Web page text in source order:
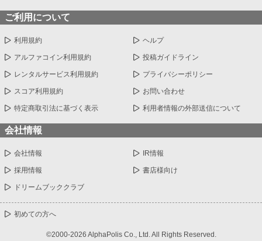
ご利用について
利用規約 ヘルプ
アルファコイン利用規約 投稿ガイドライン
レンタルサービス利用規約 プライバシーポリシー
スコア利用規約 お問い合わせ
特定商取引法に基づく表示 利用者情報の外部送信について
会社情報
会社情報 IR情報
採用情報 書店様向け
ドリームブッククラブ
初めての方へ
©2000-2026 AlphaPolis Co., Ltd. All Rights Reserved.